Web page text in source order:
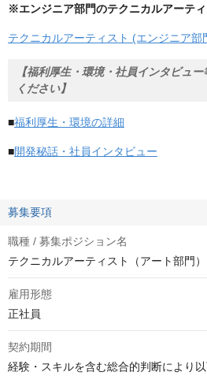
※エンジニア部門のテクニカルアーテ
テクニカルアーティスト (エンジニア部
【福利厚生・環境・社員インタビュ
ください】
■福利厚生・環境の詳細
■開発秘話・社員インタビュー
募集要項
職種 / 募集ポジション名
テクニカルアーティスト（アート部門）
雇用形態
正社員
契約期間
経験・スキルを含む総合的判断により